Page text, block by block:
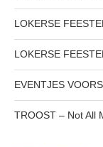
LOKERSE
LOKERSE
EVENTJES
TROOST – Not All